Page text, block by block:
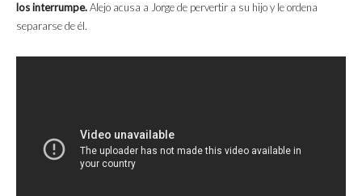
los interrumpe.Alejo acusa a Jorge de pervertir a su hijo y le ordena
separarse de él.